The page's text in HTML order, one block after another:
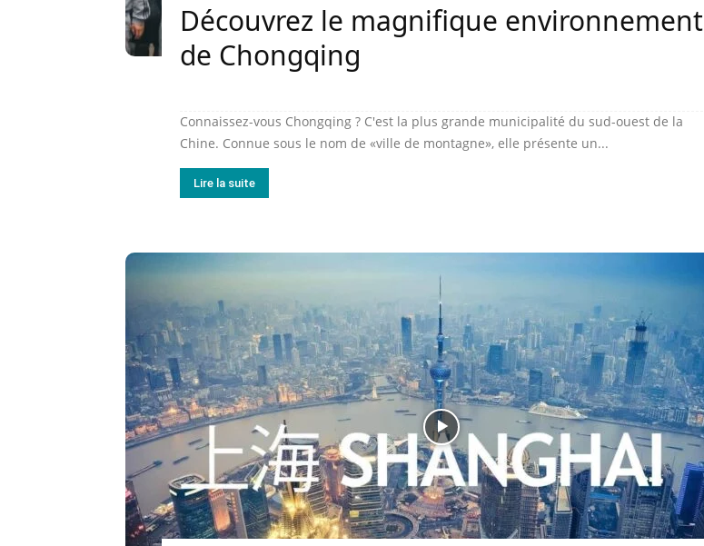
Découvrez le magnifique environnement
de Chongqing
Connaissez-vous Chongqing ? C'est la plus grande municipalité du sud-ouest de la
Chine. Connue sous le nom de «ville de montagne», elle présente un...
Lire la suite